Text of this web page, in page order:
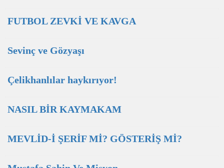
FUTBOL ZEVKİ VE KAVGA
Sevinç ve Gözyaşı
Çelikhanlılar haykırıyor!
NASIL BİR KAYMAKAM
MEVLİD-İ ŞERİF Mİ? GÖSTERİŞ Mİ?